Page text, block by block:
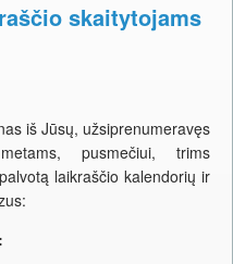
skaitytojams
iš Jūsų, užsiprenumeravęs
pusmečiui, trims
laikraščio kalendorių ir